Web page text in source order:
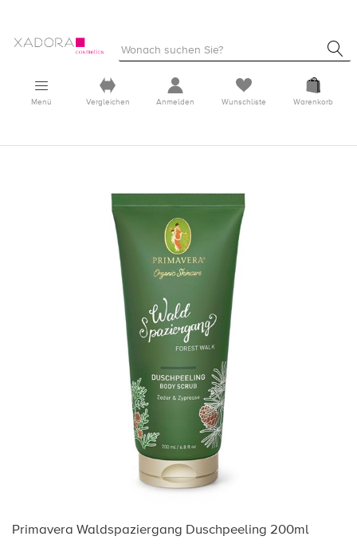
Menü Vergleichen Anmelden Wunschliste Warenkorb
Primavera Waldspaziergang Duschpeeling 200ml